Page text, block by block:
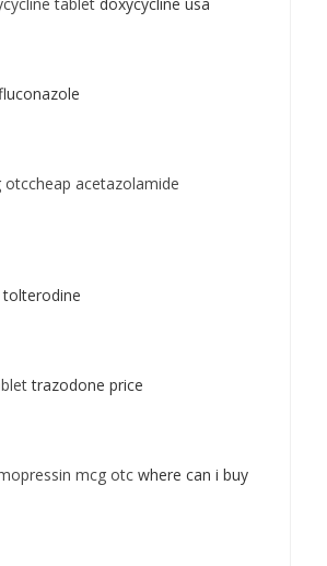
acetazolamide
trazodone price
mcg otc where can i buy